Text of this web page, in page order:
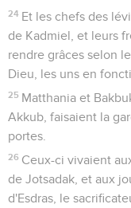
24 Et les chefs des
de Kadmiel, et leurs
rendre grâces selon
Dieu, les uns en
25 Matthania et
Akkub, faisaient la
portes.
26 Ceux-ci vivaient
de Jotsadak, et aux
d'Esdras, le